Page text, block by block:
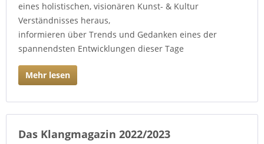
eines holistischen, visionären Kunst- & Kultur
Verständnisses heraus,
informieren über Trends und Gedanken eines der
spannendsten Entwicklungen dieser Tage
Mehr lesen
Das Klangmagazin 2022/2023